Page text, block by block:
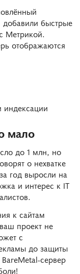
быстрые
Метрикой.
отображаются
индексации
мало
до 1 млн, но
о нехватке
год выросли на
и интерес к IT
к сайтам
проект не
с
до защиты
сервер